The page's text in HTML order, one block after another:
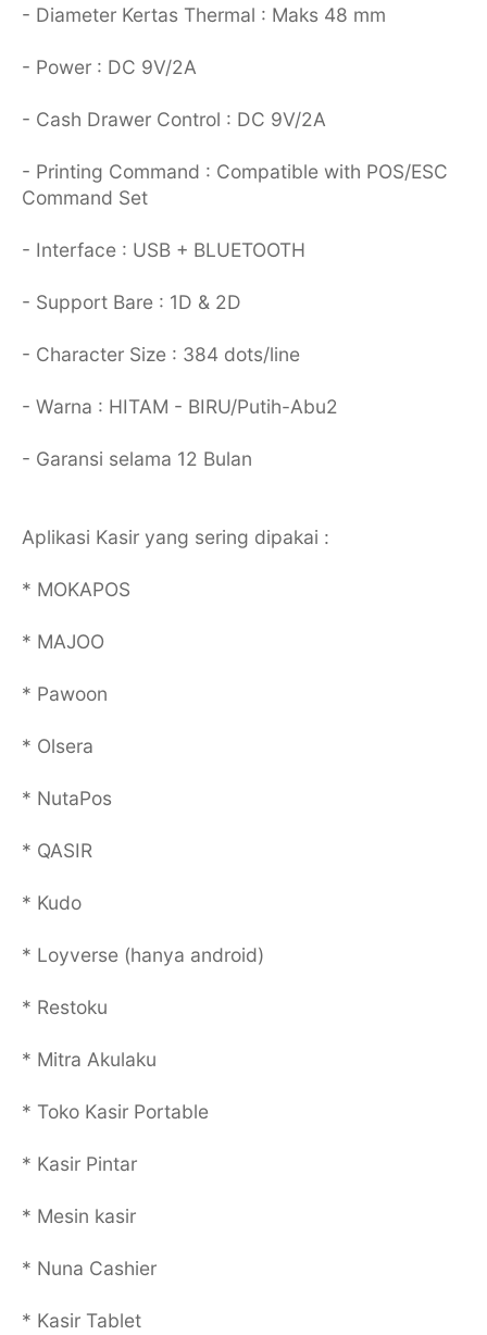
- Diameter Kertas Thermal : Maks 48 mm
- Power : DC 9V/2A
- Cash Drawer Control : DC 9V/2A
- Printing Command : Compatible with POS/ESC
Command Set
- Interface : USB + BLUETOOTH
- Support Bare : 1D & 2D
- Character Size : 384 dots/line
- Warna : HITAM - BIRU/Putih-Abu2
- Garansi selama 12 Bulan
Aplikasi Kasir yang sering dipakai :
* MOKAPOS
* MAJOO
* Pawoon
* Olsera
* NutaPos
* QASIR
* Kudo
* Loyverse (hanya android)
* Restoku
* Mitra Akulaku
* Toko Kasir Portable
* Kasir Pintar
* Mesin kasir
* Nuna Cashier
* Kasir Tablet